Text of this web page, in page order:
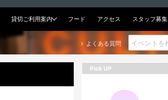
貸切ご利用案内 フード アクセス スタッフ募集
よくある質問
Pick UP